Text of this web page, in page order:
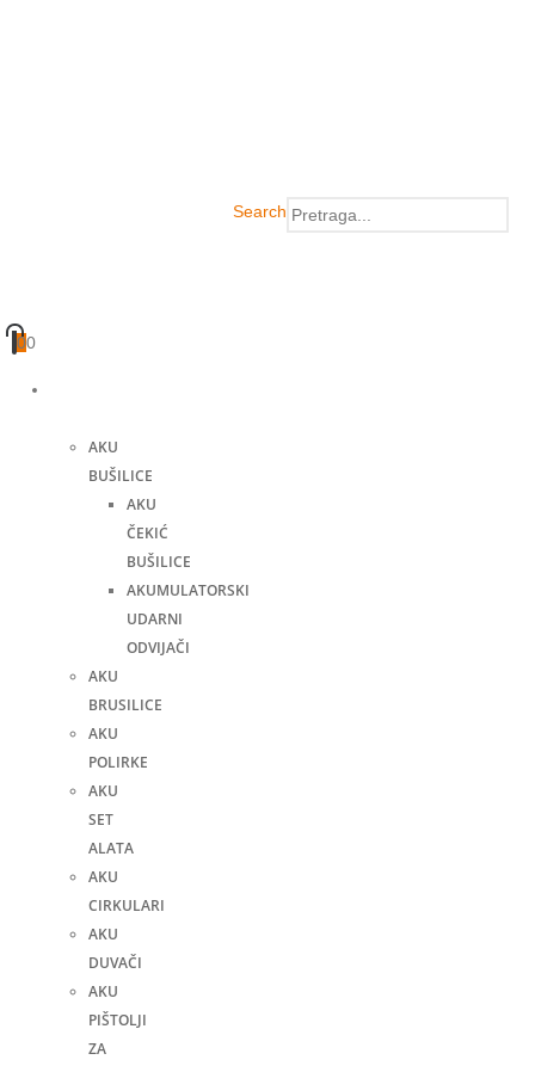
Search
00
AKU
BUŠILICE
AKU
ČEKIĆ
BUŠILICE
AKUMULATORSKI
UDARNI
ODVIJAČI
AKU
BRUSILICE
AKU
POLIRKE
AKU
SET
ALATA
AKU
CIRKULARI
AKU
DUVAČI
AKU
PIŠTOLJI
ZA